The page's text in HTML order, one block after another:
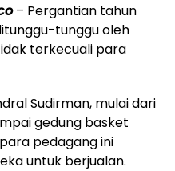
– Pergantian tahun
tunggu oleh
terkecuali para
Sudirman, mulai dari
gedung basket
pedagang ini
untuk berjualan.